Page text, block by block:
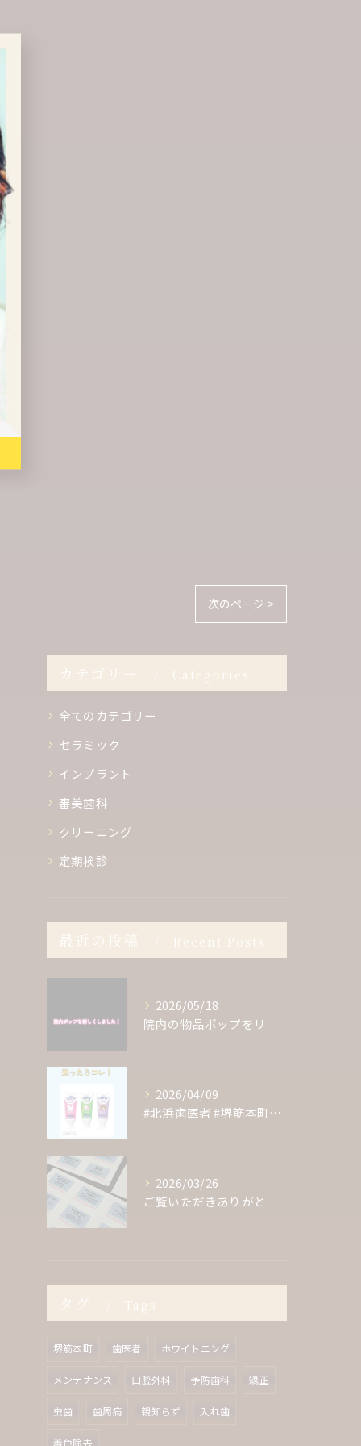
次のページ >
カテゴリー Categories
全てのカテゴリー
セラミック
インプラント
審美歯科
クリーニング
定期検診
最近の投稿 Recent Posts
2026/05/18
院内の物品ポップをリニューアルしました✨
2026/04/09
#北浜歯医者 #堺筋本町歯医者 #歯医者 #クリーニング #...
2026/03/26
ご覧いただきありがとうございます！
タグ Tags
堺筋本町 歯医者 ホワイトニング
メンテナンス 口腔外科 予防歯科 矯正
虫歯 歯周病 親知らず 入れ歯
着色除去